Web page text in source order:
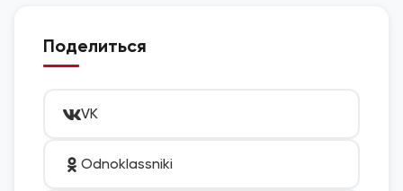
Поделиться
VK
Odnoklassniki